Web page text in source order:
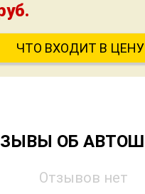
ЧТО ВХОДИТ В
ОБ
Отзывов нет